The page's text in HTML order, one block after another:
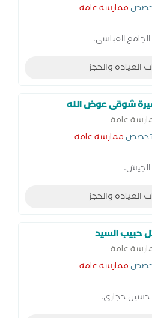
ممارسة عامة
العباسى،
العيادة والحجز
شوقى عوض الله
عامة
تخصص ممارسة عامة
العيادة والحجز
حبيب السيد
عامة
ممارسة عامة
حجازى،